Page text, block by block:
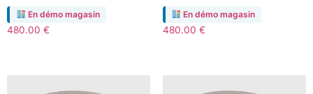
En démo magasin
480.00 €
En démo magasin
480.00 €